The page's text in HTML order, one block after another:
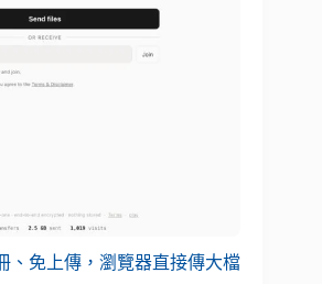
、免上傳，瀏覽器直接傳大檔